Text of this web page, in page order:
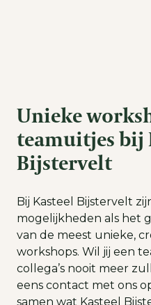
Unieke
teamuitjes bij
Bijstervelt
Bij Kasteel Bijstervelt
mogelijkheden als het
van de meest unieke,
workshops. Wil jij een
collega’s nooit meer
eens contact met ons
samen wat Kasteel